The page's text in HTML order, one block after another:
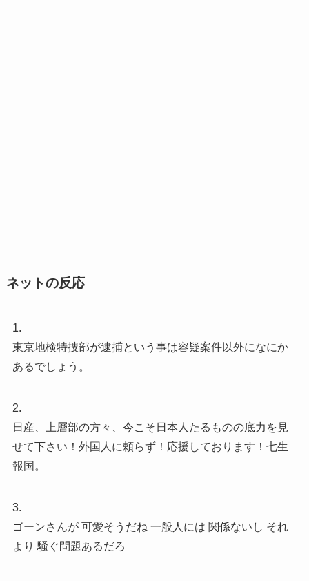
ネットの反応
1.
東京地検特捜部が逮捕という事は容疑案件以外になにか
あるでしょう。
2.
日産、上層部の方々、今こそ日本人たるものの底力を見
せて下さい！外国人に頼らず！応援しております！七生
報国。
3.
ゴーンさんが 可愛そうだね 一般人には 関係ないし それ
より 騒ぐ問題あるだろ